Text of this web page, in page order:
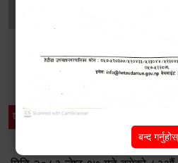
विशेष विवरणहरु
प्रेस नोट
बन्द गर्नुहोस्